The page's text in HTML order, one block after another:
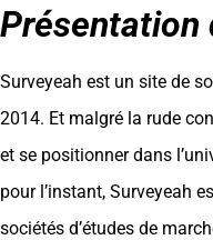
Présentation
Surveyeah est un site de
2014. Et malgré la rude
et se positionner dans
pour l’instant, Surveyeah
sociétés d’études de